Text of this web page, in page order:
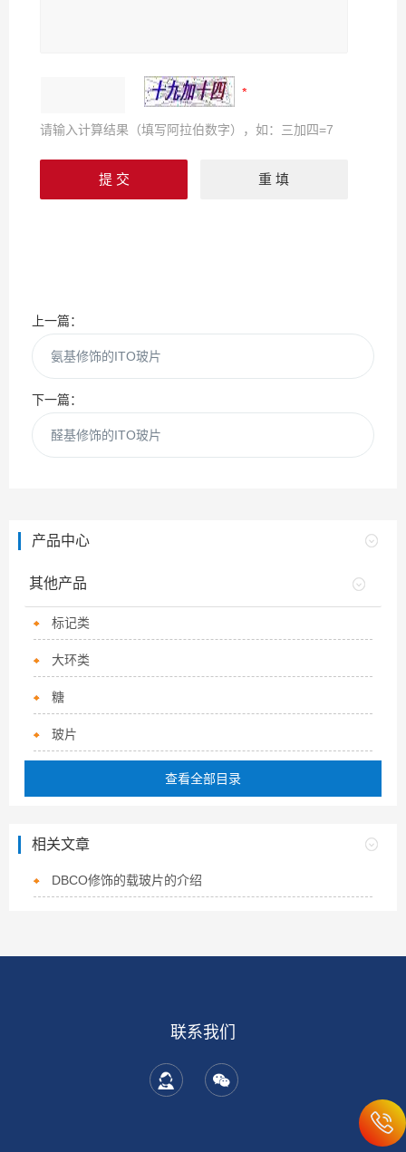
请输入计算结果（填写阿拉伯数字），如：三加四=7
上一篇：
氨基修饰的ITO玻片
下一篇：
醛基修饰的ITO玻片
产品中心
其他产品
标记类
大环类
糖
玻片
查看全部目录
相关文章
DBCO修饰的载玻片的介绍
联系我们